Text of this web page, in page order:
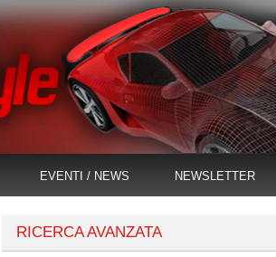
EVENTI / NEWS NEWSLETTER
RICERCA AVANZATA